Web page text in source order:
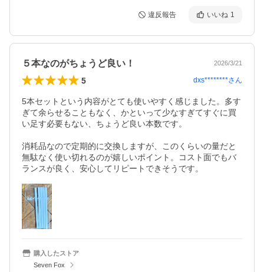
違反報告 いいね 1
５本なのがちょうど良い！ 2026/3/21
5 dxs********さん
5本セットという内容がとても使いやすく感じました。多す
ぎて余らせることもなく、かといって少なすぎてすぐに買
い足す必要もない、ちょうど良い本数です。
消耗品なので定期的に交換しますが、このくらいの量だと
無駄なく使い切れるのが嬉しいポイント。コスト面でもバ
ランスが良く、安心してリピートできそうです。
購入したストア
Seven Fox